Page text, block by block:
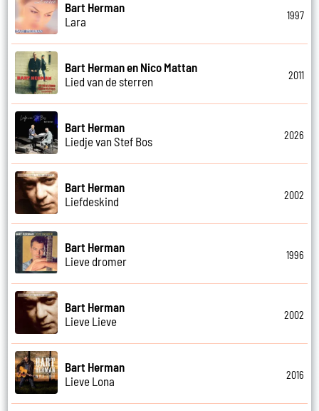
Bart Herman
Lara
1997
Bart Herman en Nico Mattan
Lied van de sterren
2011
Bart Herman
Liedje van Stef Bos
2026
Bart Herman
Liefdeskind
2002
Bart Herman
Lieve dromer
1996
Bart Herman
Lieve Lieve
2002
Bart Herman
Lieve Lona
2016